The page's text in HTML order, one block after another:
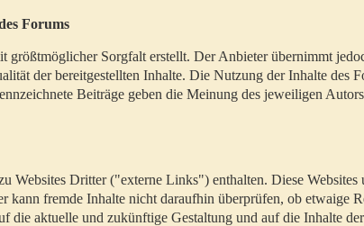
Forums
größtmöglicher Sorgfalt erstellt. Der Anbieter übernimmt
der bereitgestellten Inhalte. Die Nutzung der Inhalte des
Beiträge geben die Meinung des jeweiligen
Websites Dritter ("externe Links") enthalten. Diese Websites
kann fremde Inhalte nicht daraufhin überprüfen, ob etwaige
die aktuelle und zukünftige Gestaltung und auf die Inhalte